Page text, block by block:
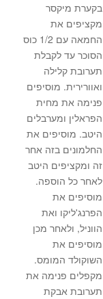
בקערת מיקסר
מקציפים את
החמאה עם ‭1/2‬ כוס
הסוכר עד לקבלת
תערובת קלילה
ואוורירית. מוסיפים
פנימה את מחית
הפראלין ומערבלים
היטב. מוסיפים את
החלמונים בזה אחר
זה ומקציפים היטב
לאחר כל הוספה.
מוסיפים את
הפרנג'ליקו ואת
הווניל, ולאחר מכן
מוסיפים את
השוקולד המומס.
מקפלים פנימה את
תערובת אבקת